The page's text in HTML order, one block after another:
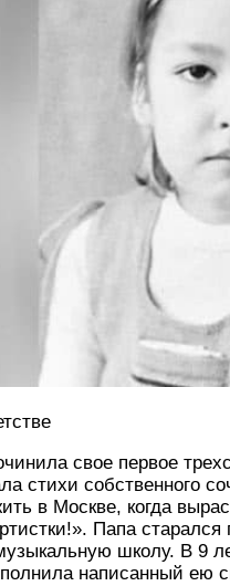
свое первое
стихи собственного
в Москве, когда
Папа
школу. В 9
написанный ею